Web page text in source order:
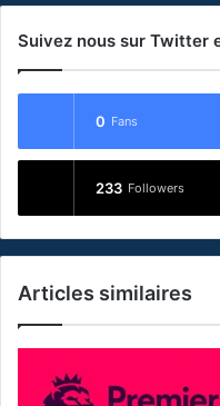
Suivez nous sur Twitter
0 Fans
233 Followers
Articles similaires